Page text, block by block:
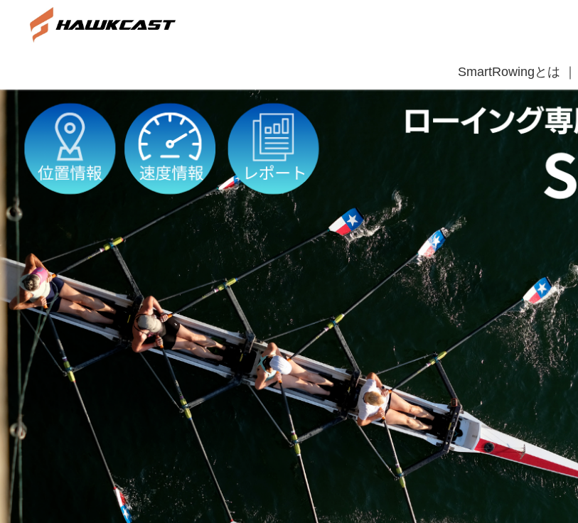
SmartRowingとは